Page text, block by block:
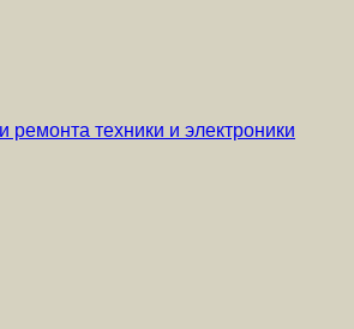
техники и электроники